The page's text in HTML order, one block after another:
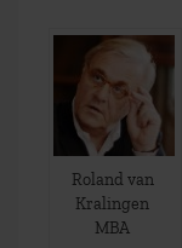
Roland van
Kralingen
MBA